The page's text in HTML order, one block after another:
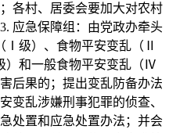
各村、居委会要加大对农村
应急保障组：由党政办牵头
Ⅰ级）、食物平安变乱（Ⅱ
）和一般食物平安变乱（Ⅳ
后果的；提出变乱防备办法
变乱涉嫌刑事犯罪的侦查、
处置和应急处置办法；并会